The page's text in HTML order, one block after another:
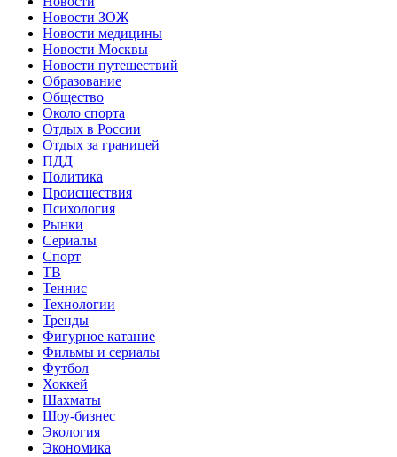
Новости ЗОЖ
Новости медицины
Новости Москвы
Новости путешествий
Образование
Общество
Около спорта
Отдых в России
Отдых за границей
ПДД
Политика
Происшествия
Психология
Рынки
Сериалы
Спорт
ТВ
Теннис
Технологии
Тренды
Фигурное катание
Фильмы и сериалы
Футбол
Хоккей
Шахматы
Шоу-бизнес
Экология
Экономика